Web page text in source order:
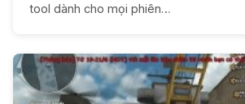
tool dành cho mọi phiên…